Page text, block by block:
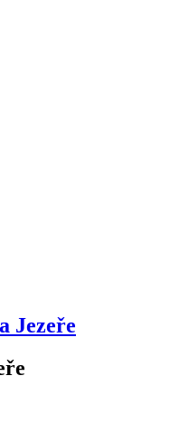
Jezeře